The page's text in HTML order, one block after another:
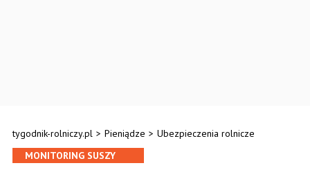
tygodnik-rolniczy.pl > Pieniądze > Ubezpieczenia rolnicze
MONITORING SUSZY